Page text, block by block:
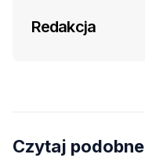
Redakcja
Czytaj podobne